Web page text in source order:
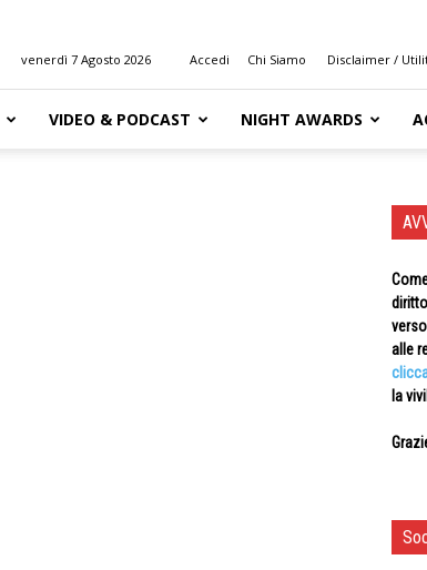
venerdì 7 Agosto 2026 Accedi Chi Siamo Disclaimer /
VIDEO & PODCAST NIGHT AWARDS
alle
la